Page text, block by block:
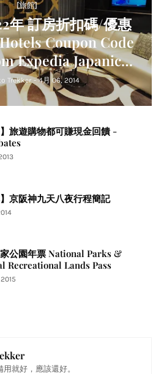
[旅館]
年 訂房折扣碼/優惠
Coupon Code
Expedia Japanican
Relux
Trekker - 4月 06, 2014
】旅遊購物都可賺現金回饋 -
】京阪神九天八夜行程簡記
公園年票 National Parks &
Recreational Lands Pass
就好，應該還好。